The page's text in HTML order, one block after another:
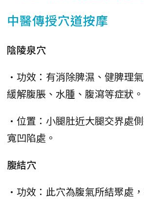
中醫傳授穴道按摩
陰陵泉穴
•功效：有消除脾濕、健脾理
緩解腹脹、水腫、腹瀉等症狀。
•位置：小腿肚近大腿交界處
寬凹陷處。
腹結穴
•功效：此穴為腹氣所結聚處